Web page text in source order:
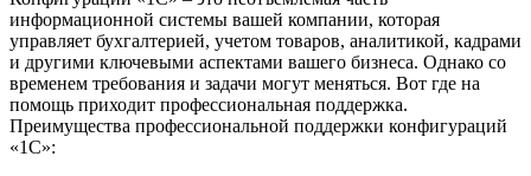
информационной системы вашей компании, которая
управляет бухгалтерией, учетом товаров, аналитикой, кадрами
и другими ключевыми аспектами вашего бизнеса. Однако со
временем требования и задачи могут меняться. Вот где на
помощь приходит профессиональная поддержка.
Преимущества профессиональной поддержки конфигураций
«1C»: